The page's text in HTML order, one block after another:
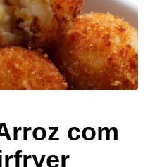
com